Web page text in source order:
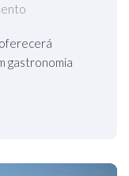
gastronomia